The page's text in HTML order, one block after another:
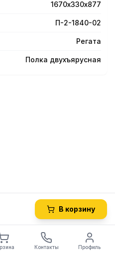
стали AISI430
гнутое стекло
защитное стекло,
грязи на продукты.
1670х330х877
П-2-1840-02
Регата
Полка двухъярусная
В корзину
Контакты Профиль